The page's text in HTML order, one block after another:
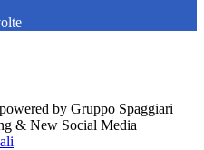
by Gruppo Spaggiari
& New Social Media